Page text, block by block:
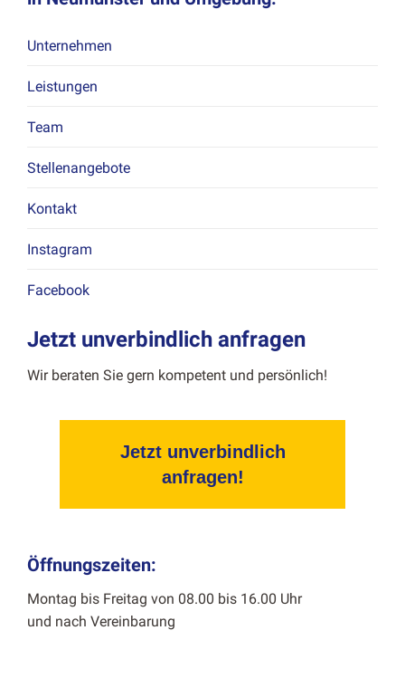
Unternehmen
Leis­tun­gen
Team
Stel­lenange­bote
Kon­takt
Insta­gram
Face­book
Jetzt unverbindlich anfragen
Wir berat­en Sie gern kom­pe­tent und per­sön­lich!
Jetzt unverbindlich
anfragen!
Öffnungszeiten:
Mon­tag bis Fre­itag von 08.00 bis 16.00 Uhr
und nach Vere­in­barung